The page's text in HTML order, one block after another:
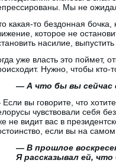
Мы не
какая-то бездонная
которое не
насилие,
уже власть это поймет,
Нужно, чтобы кто-
— А что бы вы сейчас
вы говорите, что
чувствовали себя
не видит вас в
если вы на
— В прошлое
Я рассказывал ей,